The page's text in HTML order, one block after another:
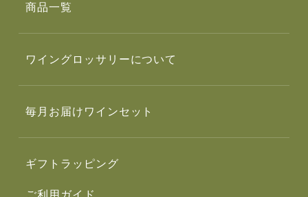
商品一覧
ワイングロッサリーについて
毎月お届けワインセット
ギフトラッピング
ご利用ガイド